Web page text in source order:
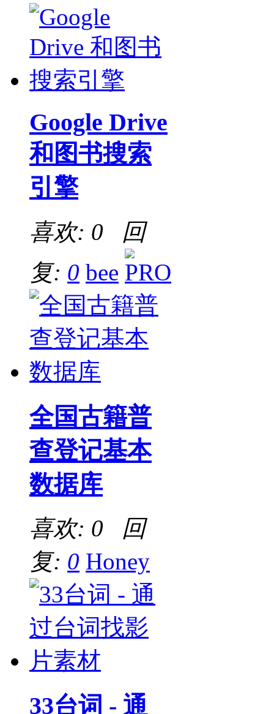
Google Drive
和图书搜索
引擎
喜欢: 0 回
复: 0 bee
全国古籍普
查登记基本
数据库
喜欢: 0 回
复: 0 Honey
33台词 - 通